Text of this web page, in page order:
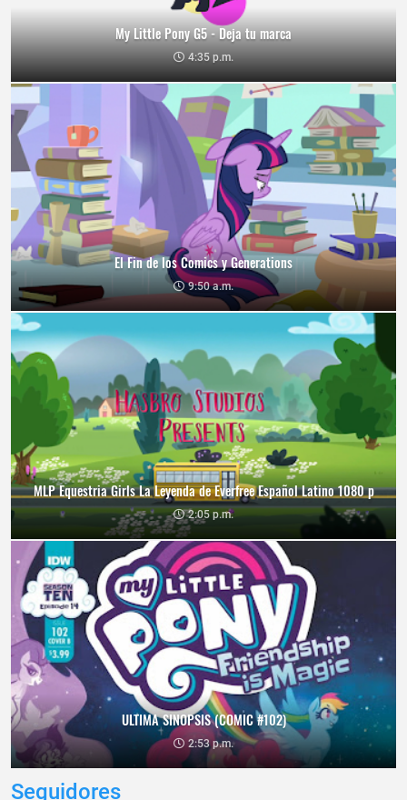
My Little Pony G5 - Deja tu marca
4:35 p.m.
El Fin de los Comics y Generations
9:50 a.m.
MLP Equestria Girls La Leyenda de Everfree Español Latino 1080 p
2:05 p.m.
ULTIMA SINOPSIS (COMIC #102)
2:53 p.m.
Seguidores